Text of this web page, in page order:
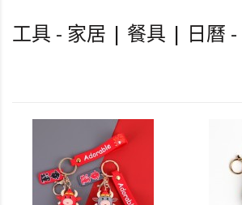
工具 - 家居 | 餐具 | 日曆 -